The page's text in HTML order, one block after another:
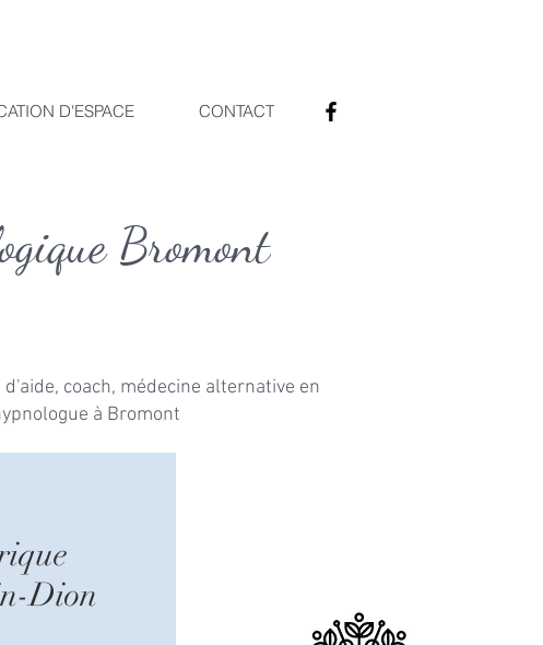
D'ESPACE CONTACT
Bromont
coach, médecine alternative en
à Bromont
Dion